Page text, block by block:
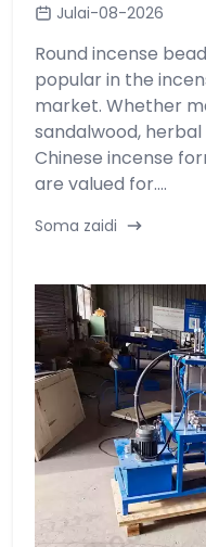
Julai-08-2026
Round incense
popular in the
market. Whether
sandalwood,
Chinese incense
are valued for....
Soma zaidi